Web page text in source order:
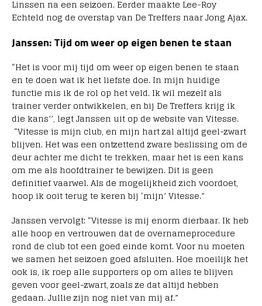
Linssen na een seizoen. Eerder maakte Lee-Roy
Echteld nog de overstap van De Treffers naar Jong Ajax.
Janssen: Tijd om weer op eigen benen te staan
“Het is voor mij tijd om weer op eigen benen te staan
en te doen wat ik het liefste doe. In mijn huidige
functie mis ik de rol op het veld. Ik wil mezelf als
trainer verder ontwikkelen, en bij De Treffers krijg ik
die kans’’, legt Janssen uit op de website van Vitesse.
“Vitesse is mijn club, en mijn hart zal altijd geel-zwart
blijven. Het was een ontzettend zware beslissing om de
deur achter me dicht te trekken, maar het is een kans
om me als hoofdtrainer te bewijzen. Dit is geen
definitief vaarwel. Als de mogelijkheid zich voordoet,
hoop ik ooit terug te keren bij ‘mijn’ Vitesse.”
Janssen vervolgt: “Vitesse is mij enorm dierbaar. Ik heb
alle hoop en vertrouwen dat de overnameprocedure
rond de club tot een goed einde komt. Voor nu moeten
we samen het seizoen goed afsluiten. Hoe moeilijk het
ook is, ik roep alle supporters op om alles te blijven
geven voor geel-zwart, zoals ze dat altijd hebben
gedaan. Jullie zijn nog niet van mij af.”